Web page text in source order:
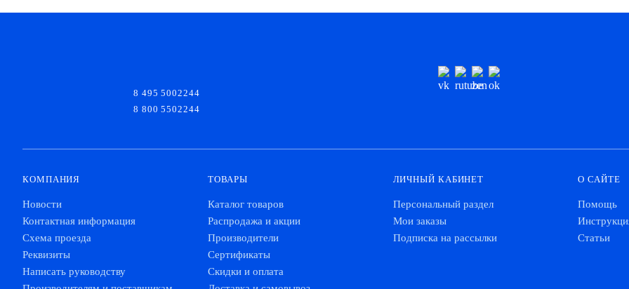
8 495 5002244
8 800 5502244
КОМПАНИЯ
Новости
Контактная информация
Схема проезда
Реквизиты
Написать руководству
ТОВАРЫ
Каталог товаров
Распродажа и акции
Производители
Сертификаты
Скидки и оплата
ЛИЧНЫЙ КАБИНЕТ
Персональный раздел
Мои заказы
Подписка на рассылки
О САЙТЕ
Помощь
Статьи